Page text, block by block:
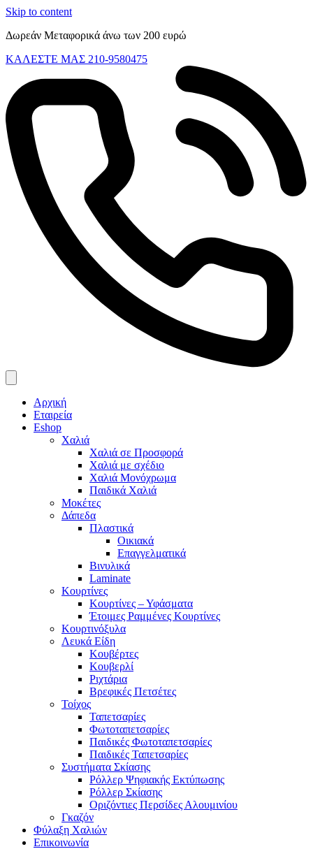
Skip to content
Δωρεάν Μεταφορικά άνω των 200 ευρώ
ΚΑΛΕΣΤΕ ΜΑΣ 210-9580475
Αρχική
Εταιρεία
Eshop
Χαλιά
Χαλιά σε Προσφορά
Χαλιά με σχέδιο
Χαλιά Μονόχρωμα
Παιδικά Χαλιά
Μοκέτες
Δάπεδα
Πλαστικά
Οικιακά
Επαγγελματικά
Βινυλικά
Laminate
Κουρτίνες
Κουρτίνες – Υφάσματα
Έτοιμες Ραμμένες Κουρτίνες
Κουρτινόξυλα
Λευκά Είδη
Κουβέρτες
Κουβερλί
Ριχτάρια
Βρεφικές Πετσέτες
Τοίχος
Ταπετσαρίες
Φωτοταπετσαρίες
Παιδικές Φωτοταπετσαρίες
Παιδικές Ταπετσαρίες
Συστήματα Σκίασης
Ρόλλερ Ψηφιακής Εκτύπωσης
Ρόλλερ Σκίασης
Οριζόντιες Περσίδες Αλουμινίου
Γκαζόν
Φύλαξη Χαλιών
Επικοινωνία